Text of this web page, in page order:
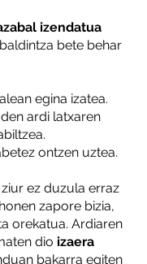
izendatua
bete behar
egina izatea.
ardi latxaren
ontzen uztea.
ez duzula erraz
zapore bizia,
orekatua. Ardiaren
dio izaera
bakarra egiten